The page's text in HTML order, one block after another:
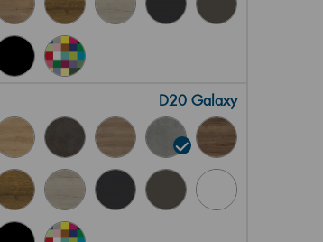
D20 Galaxy